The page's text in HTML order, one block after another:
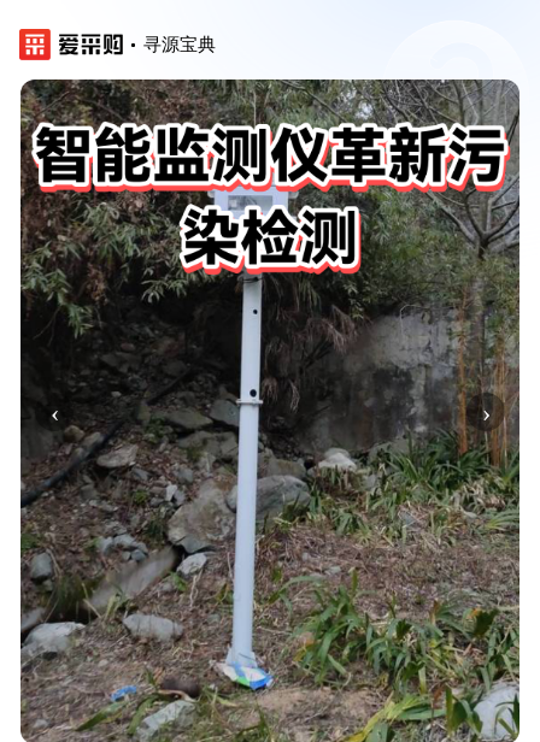
寻源宝典
‹ ›